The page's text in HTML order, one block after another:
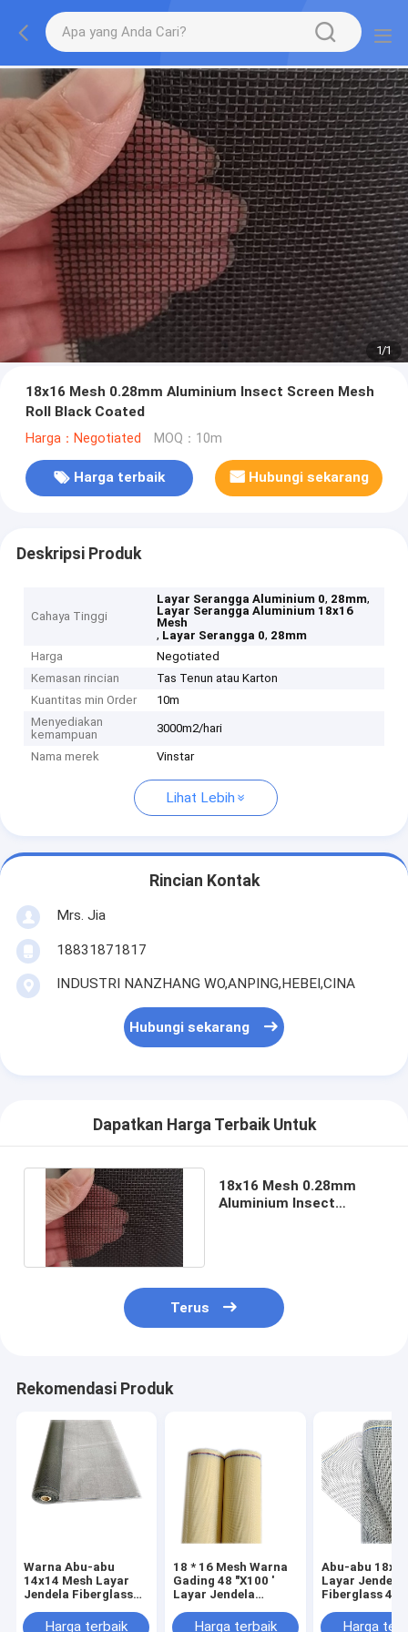
1/1
18x16 Mesh 0.28mm Aluminium Insect Screen Mesh
Roll Black Coated
Harga：Negotiated MOQ：10m
Harga terbaik Hubungi sekarang
Deskripsi Produk
Cahaya Tinggi
Layar Serangga Aluminium 0, 28mm,
Layar Serangga Aluminium 18x16
Mesh
, Layar Serangga 0, 28mm
Harga
Negotiated
Kemasan rincian
Tas Tenun atau Karton
Kuantitas min Order
10m
Menyediakan
kemampuan
3000m2/hari
Nama merek Vinstar
Lihat Lebih
Rincian Kontak
Mrs. Jia
18831871817
INDUSTRI NANZHANG WO,ANPING,HEBEI,CINA
Hubungi sekarang
Dapatkan Harga Terbaik Untuk
18x16 Mesh 0.28mm
Aluminium Insect
Terus
Rekomendasi Produk
Warna Abu-abu
14x14 Mesh Layar
Jendela Fiberglass
Harga terbaik
18 * 16 Mesh Warna
Gading 48 "X100 '
Layar Jendela
Untuk Taman
Harga terbaik
Abu-abu
Layar Jendela
Fiberglass 48
Harga